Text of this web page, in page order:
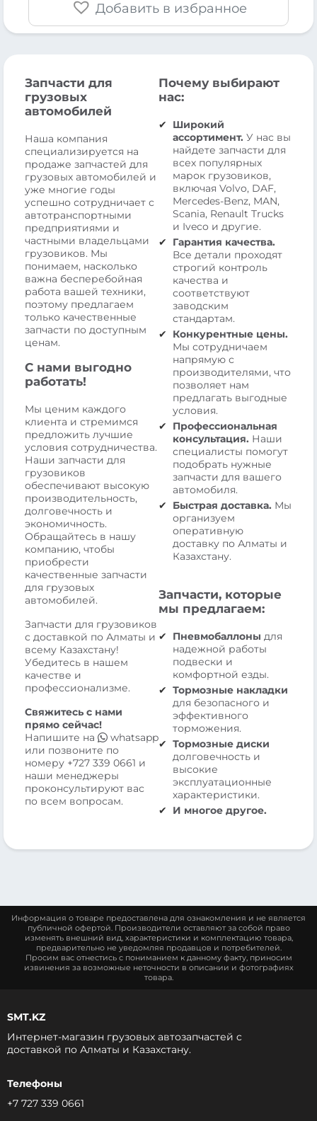
Добавить в избранное
Запчасти для
грузовых
автомобилей
Наша компания
специализируется на
продаже запчастей для
грузовых автомобилей и
уже многие годы
успешно сотрудничает с
автотранспортными
предприятиями и
частными владельцами
грузовиков. Мы
понимаем, насколько
важна бесперебойная
работа вашей техники,
поэтому предлагаем
только качественные
запчасти по доступным
ценам.
С нами выгодно
работать!
Мы ценим каждого
клиента и стремимся
предложить лучшие
условия сотрудничества.
Наши запчасти для
грузовиков
обеспечивают высокую
производительность,
долговечность и
экономичность.
Обращайтесь в нашу
компанию, чтобы
приобрести
качественные запчасти
для грузовых
автомобилей.
Запчасти для грузовиков
с доставкой по Алматы и
всему Казахстану!
Убедитесь в нашем
качестве и
профессионализме.
Свяжитесь с нами
прямо сейчас!
Напишите на
whatsapp
или позвоните по
номеру +727 339 0661 и
наши менеджеры
проконсультируют вас
по всем вопросам.
Почему выбирают
нас:
Широкий
ассортимент. У нас вы
найдете запчасти для
всех популярных
марок грузовиков,
включая Volvo, DAF,
Mercedes-Benz, MAN,
Scania, Renault Trucks
и Iveco и другие.
Гарантия качества.
Все детали проходят
строгий контроль
качества и
соответствуют
заводским
стандартам.
Конкурентные цены.
Мы сотрудничаем
напрямую с
производителями, что
позволяет нам
предлагать выгодные
условия.
Профессиональная
консультация. Наши
специалисты помогут
подобрать нужные
запчасти для вашего
автомобиля.
Быстрая доставка. Мы
организуем
оперативную
доставку по Алматы и
Казахстану.
Запчасти, которые
мы предлагаем:
Пневмобаллоны для
надежной работы
подвески и
комфортной езды.
Тормозные накладки
для безопасного и
эффективного
торможения.
Тормозные диски
долговечность и
высокие
эксплуатационные
характеристики.
И многое другое.
Информация о товаре предоставлена для ознакомления и не является
публичной офертой. Производители оставляют за собой право
изменять внешний вид, характеристики и комплектацию товара,
предварительно не уведомляя продавцов и потребителей.
Просим вас отнестись с пониманием к данному факту, приносим
извинения за возможные неточности в описании и фотографиях
товара.
SMT.KZ
Интернет-магазин грузовых автозапчастей c
доставкой по Алматы и Казахстану.
Телефоны
+7 727 339 0661